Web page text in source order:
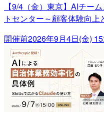
【9/4（金）東京】AIチー
トセンター～顧客体験向
開催前2026年9月4日(金)